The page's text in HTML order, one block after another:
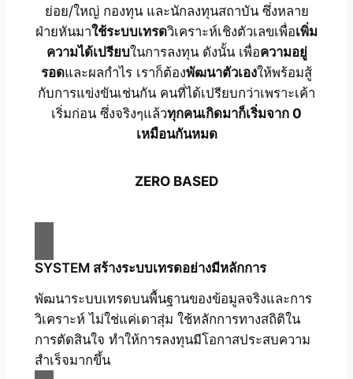
ย่อย/ใหญ่ กองทุน และนักลงทุนสถาบัน ซึ่งหลาย
ฝ่ายหันมาใช้ระบบเทรดวิเคราะห์เชิงตัวเลขเพื่อเพิ่ม
ความได้เปรียบในการลงทุน ดังนั้น เพื่อความอยู่
รอดและผลกำไร เราก็ต้องพัฒนาตัวเองให้พร้อมสู้
กับการแข่งขันเช่นกัน คนที่ได้เปรียบกว่าเพราะเค้า
เริ่มก่อน ซึ่งจริงๆแล้วทุกคนเกิดมาก็เริ่มจาก 0
เหมือนกันหมด
ZERO BASED
SYSTEM สร้างระบบเทรดอย่างมีหลักการ
พัฒนาระบบเทรดบนพื้นฐานของข้อมูลจริงและการ
วิเคราะห์ ไม่ใช่แค่เดาสุ่ม ใช้หลักการทางสถิติใน
การตัดสินใจ ทำให้การลงทุนมีโอกาสประสบความ
สำเร็จมากขึ้น